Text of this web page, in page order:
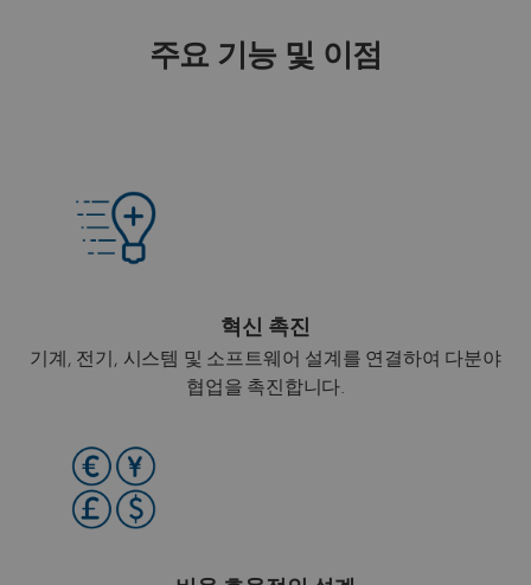
주요 기능 및 이점
혁신 촉진
기계, 전기, 시스템 및 소프트웨어 설계를 연결하여 다분야
협업을 촉진합니다.